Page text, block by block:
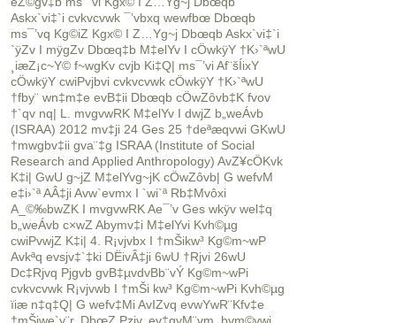
Askx`vi‡`i cvkvcvwk ¯’vbxq wewfbœ Dbœqb
ms¯’vq Kg©iZ Kgx© I Z…Yg~j Dbœqb Askx`vi‡`i
`ÿZv I mÿgZv Dbœq‡b M‡elYv I cÖwkÿY †K›`ªwU
¸iæZ¡c~Y© f~wgKv cvjb Ki‡Q| ms¯’vi Af¨šÍixY
cÖwkÿY cwiPvjbvi cvkvcvwk cÖwkÿY †K›`ªwU
†fby¨ wn‡m‡e evB‡ii Dbœqb cÖwZôvb‡K fvov
†`qv nq| L. mvgvwRK M‡elYv I dwjZ b„weÁvb
(ISRAA) 2012 mv‡ji 24 Ges 25 †deªæqvwi GKwU
†mwgbv‡ii gva¨‡g ISRAA (Institute of Social
Research and Applied Anthropology) AvZ¥cÖKvk
K‡i| GwU g~jZ M‡elYvg~jK cÖwZôvb| G wefvM
e‡i›`ª AÂ‡ji Avw`evmx I `wi`ª Rb‡Mvôxi
A_©‰bwZK I mvgvwRK Ae¯’v Ges wkÿv wel‡q
b„weÁvb c×wZ Abymv‡i M‡elYvi Kvh©µg
cwiPvwjZ K‡i| 4. R¡vjvbx I †mŠikw³ Kg©m~wP
Avkªq evsjv‡`‡ki DËivÂ‡ji 6wU †Rjvi 26wU
Dc‡Rjvq Pjgvb gvB‡µvdvBb¨vÝ Kg©m~wPi
cvkvcvwk R¡vjvwb I †mŠi kw³ Kg©m~wPi Kvh©µg
ïiæ n‡q‡Q| G wefv‡Mi AvIZvq evwYwR¨Kfv‡e